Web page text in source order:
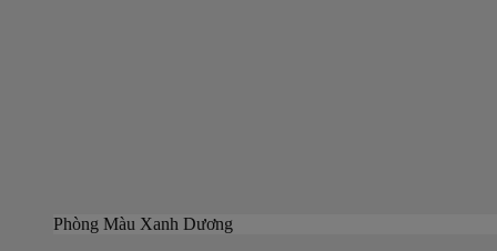
Phòng Màu Xanh Dương